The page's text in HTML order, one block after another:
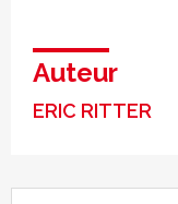
Auteur
ERIC RITTER